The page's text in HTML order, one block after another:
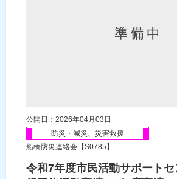
公開日：2026年04月03日
防災・減災、災害救援
船橋防災連絡会【S0785】
令和7年度市民活動サポート